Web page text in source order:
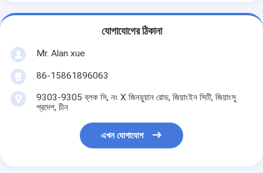
যোগাযোগের ঠিকানা
Mr. Alan xue
86-15861896063
9303-9305 ব্লক সি, নং X জিনয়ুয়ান রোড, জিয়াংইন সিটি, জিয়াংসু
প্রদেশ, চীন
এখন যোগাযোগ